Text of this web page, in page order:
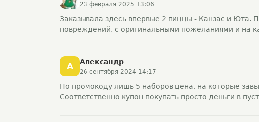
23 февраля 2025 13:06
Заказывала здесь впервые 2 пиццы - Канзас и Юта.
повреждений, с оригинальными пожеланиями и на
А Александр
26 сентября 2024 14:17
По промокоду лишь 5 наборов цена, на которые
Соответственно купон покупать просто деньги в